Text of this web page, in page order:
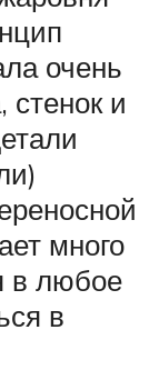
очень
стенок и
много
в любое
в